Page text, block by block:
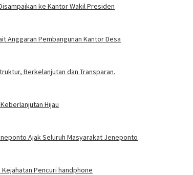
ke Kantor Wakil Presiden
Anggaran Pembangunan Kantor Desa
Berkelanjutan dan Transparan.
Hijau
Ajak Seluruh Masyarakat Jeneponto
Pencuri handphone